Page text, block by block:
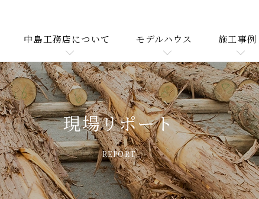
中島工務店について モデルハウス 施工事例
現場リポート
REPORT